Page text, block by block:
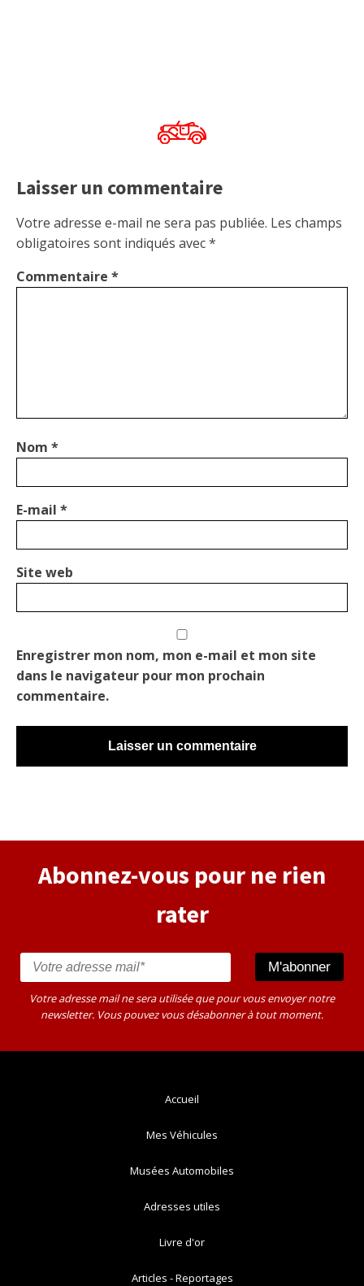
Laisser un commentaire
Votre adresse e-mail ne sera pas publiée. Les champs
obligatoires sont indiqués avec*
Commentaire *
Nom *
E-mail *
Site web
Enregistrer mon nom, mon e-mail et mon site
dans le navigateur pour mon prochain
commentaire.
Abonnez-vous pour ne rien
rater
Votre adresse mail ne sera utilisée que pour vous envoyer notre
newsletter. Vous pouvez vous désabonner à tout moment.
Accueil
Mes Véhicules
Musées Automobiles
Adresses utiles
Livre d'or
Articles - Reportages